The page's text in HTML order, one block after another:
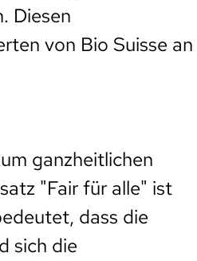
Diesen
von Bio Suisse an
ganzheitlichen
"Fair für alle" ist
dass die
sich die